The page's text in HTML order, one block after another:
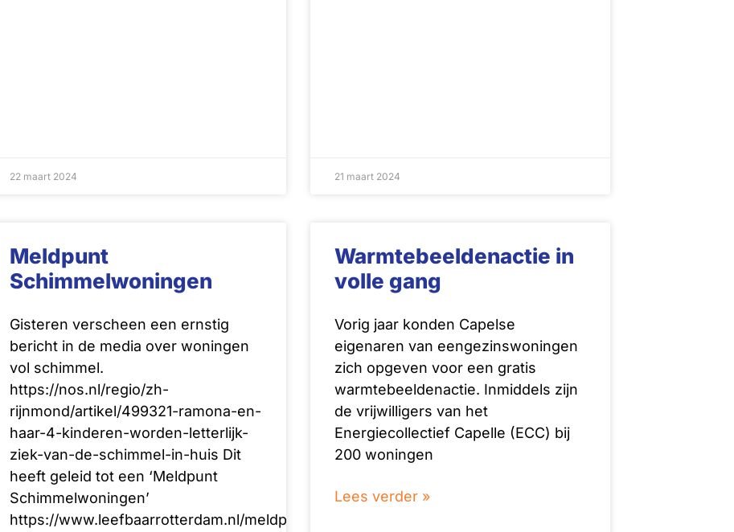
22 maart 2024 21 maart 2024
Meldpunt
Schimmelwoningen
Gisteren verscheen een ernstig
bericht in de media over woningen
vol schimmel.
https://nos.nl/regio/zh-
rijnmond/artikel/499321-ramona-en-
haar-4-kinderen-worden-letterlijk-
ziek-van-de-schimmel-in-huis Dit
heeft geleid tot een ‘Meldpunt
Schimmelwoningen’
https://www.leefbaarrotterdam.nl/meldpunt/
Warmtebeeldenactie in
volle gang
Vorig jaar konden Capelse
eigenaren van eengezinswoningen
zich opgeven voor een gratis
warmtebeeldenactie. Inmiddels zijn
de vrijwilligers van het
Energiecollectief Capelle (ECC) bij
200 woningen
Lees verder »